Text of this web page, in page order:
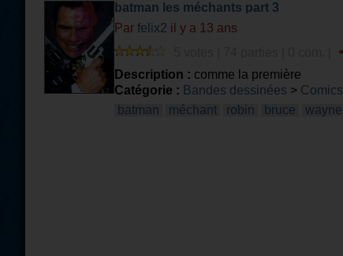
batman les méchants part 3
Par felix2 il y a 13 ans
Description : comme la première
Catégorie : Bandes dessinées > Comics
batman
méchant robin bruce wayne